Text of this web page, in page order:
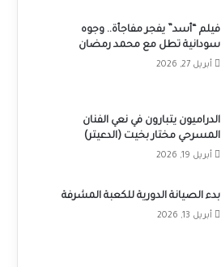
فيلم “أسد” يفجر مفاجأة.. وجوه
سودانية تطل مع محمد رمضان
أبريل 27, 2026
الدراميون يتبارون في نعي الفنان
المسرحي مختار بخيت (الدعيتر)
أبريل 19, 2026
بدء الصيانة الدورية للكعبة المشرفة
أبريل 13, 2026